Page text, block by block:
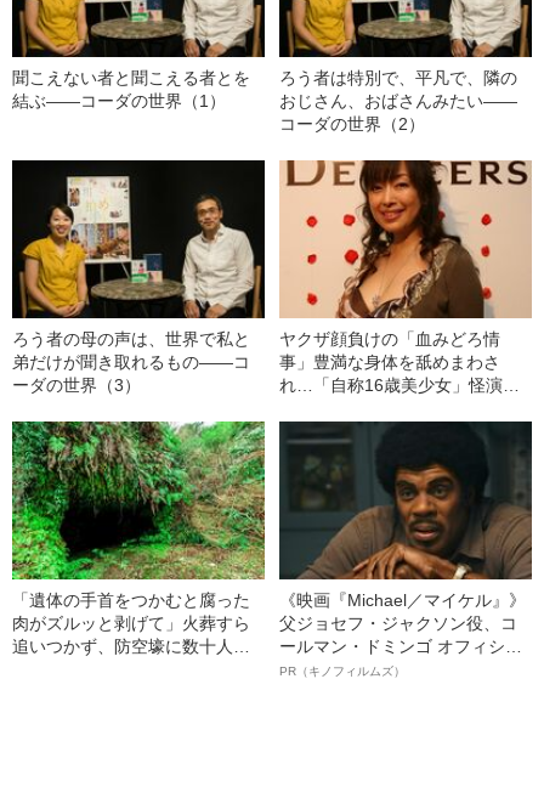
聞こえない者と聞こえる者とを
結ぶ――コーダの世界（1）
ろう者は特別で、平凡で、隣の
おじさん、おばさんみたい――
コーダの世界（2）
ろう者の母の声は、世界で私と
弟だけが聞き取れるもの――コ
ーダの世界（3）
ヤクザ顔負けの「血みどろ情
事」豊満な身体を舐めまわさ
れ…「自称16歳美少女」怪演
ぎる“熟れ方”
「遺体の手首をつかむと腐った
肉がズルッと剥げて」火葬すら
追いつかず、防空壕に数十人
《映画『Michael／マイケル』》
父ジョセフ・ジャクソン役、コ
ールマン・ドミンゴ オフィシャ
ルインタビュー“観客を魅了した
PR（キノフィルムズ）